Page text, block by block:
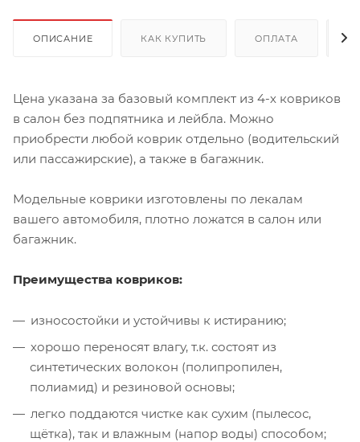
ОПИСАНИЕ КАК КУПИТЬ ОПЛАТА
Цена указана за базовый комплект из 4-х ковриков
в салон без подпятника и лейбла. Можно
приобрести любой коврик отдельно (водительский
или пассажирские), а также в багажник.
Модельные коврики изготовлены по лекалам
вашего автомобиля, плотно ложатся в салон или
багажник.
Преимущества ковриков:
износостойки и устойчивы к истиранию;
хорошо переносят влагу, т.к. состоят из
синтетических волокон (полипропилен,
полиамид) и резиновой основы;
легко поддаются чистке как сухим (пылесос,
щётка), так и влажным (напор воды) способом;